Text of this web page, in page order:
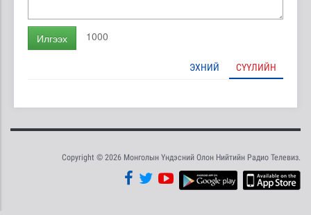
Илгээх 1000
ЭХНИЙ СҮҮЛИЙН
Copyright © 2026 Монголын Үндэсний Олон Нийтийн Радио Телевиз.